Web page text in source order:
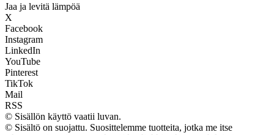
Jaa ja levitä lämpöä
X
Facebook
Instagram
LinkedIn
YouTube
Pinterest
TikTok
Mail
RSS
© Sisällön käyttö vaatii luvan.
© Sisältö on suojattu. Suosittelemme tuotteita, jotka me itse